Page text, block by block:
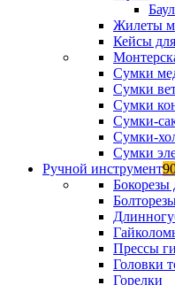
Жилеты
Кейсы
Сумки
Сумки
Сумки
Сумки-
Сумки-
Сумки
Ручной инструмент
Бокорезы
Прессы
Головки
Горелки